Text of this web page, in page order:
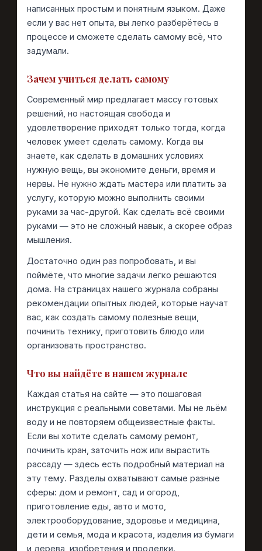
написанных простым и понятным языком. Даже
если у вас нет опыта, вы легко разберётесь в
процессе и сможете сделать самому всё, что
задумали.
Зачем учиться делать самому
Современный мир предлагает массу готовых
решений, но настоящая свобода и
удовлетворение приходят только тогда, когда
человек умеет сделать самому. Когда вы
знаете, как сделать в домашних условиях
нужную вещь, вы экономите деньги, время и
нервы. Не нужно ждать мастера или платить за
услугу, которую можно выполнить своими
руками за час-другой. Как сделать всё своими
руками — это не сложный навык, а скорее образ
мышления.
Достаточно один раз попробовать, и вы
поймёте, что многие задачи легко решаются
дома. На страницах нашего журнала собраны
рекомендации опытных людей, которые научат
вас, как создать самому полезные вещи,
починить технику, приготовить блюдо или
организовать пространство.
Что вы найдёте в нашем журнале
Каждая статья на сайте — это пошаговая
инструкция с реальными советами. Мы не льём
воду и не повторяем общеизвестные факты.
Если вы хотите сделать самому ремонт,
починить кран, заточить нож или вырастить
рассаду — здесь есть подробный материал на
эту тему. Разделы охватывают самые разные
сферы: дом и ремонт, сад и огород,
приготовление еды, авто и мото,
электрооборудование, здоровье и медицина,
дети и семья, мода и красота, изделия из бумаги
и дерева, изобретения и проделки.